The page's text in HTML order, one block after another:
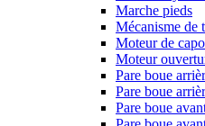
Marche pieds
Mécanisme de
Moteur de
Moteur
Pare boue
Pare boue
Pare boue